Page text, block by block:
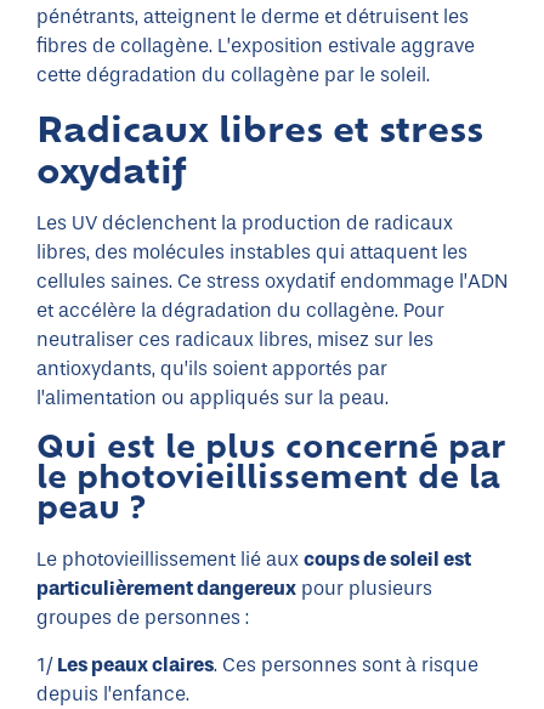
pénétrants, atteignent le derme et détruisent les
fibres de collagène. L’exposition estivale aggrave
cette dégradation du collagène par le soleil.
Radicaux libres et stress
oxydatif
Les UV déclenchent la production de radicaux
libres, des molécules instables qui attaquent les
cellules saines. Ce stress oxydatif endommage l’ADN
et accélère la dégradation du collagène. Pour
neutraliser ces radicaux libres, misez sur les
antioxydants, qu’ils soient apportés par
l’alimentation ou appliqués sur la peau.
Qui est le plus concerné par
le photovieillissement de la
peau ?
Le photovieillissement lié aux coups de soleil est
particulièrement dangereux pour plusieurs
groupes de personnes :
1/ Les peaux claires. Ces personnes sont à risque
depuis l’enfance.